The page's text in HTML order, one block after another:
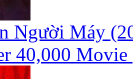
Người Máy
40,000